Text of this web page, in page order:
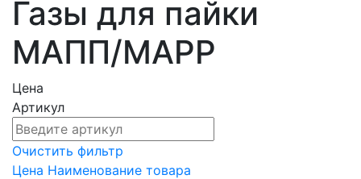
Газы для пайки
МАПП/MAPР
Цена
Артикул
Очистить фильтр
Цена Наименование товара